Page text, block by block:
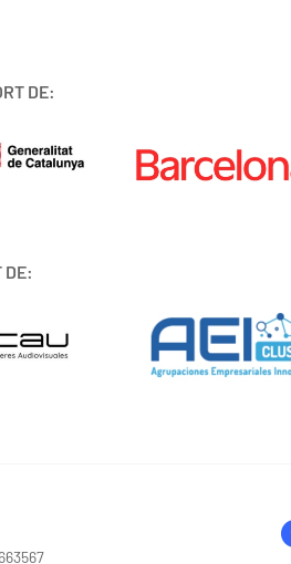
DE:
DE: